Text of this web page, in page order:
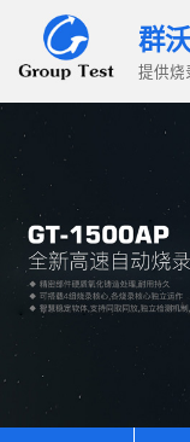
群
提供烧